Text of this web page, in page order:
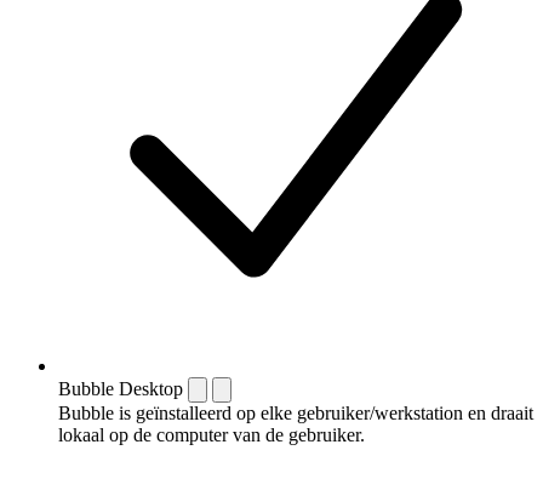
Bubble Desktop
Bubble is geïnstalleerd op elke gebruiker/werkstation en draait
lokaal op de computer van de gebruiker.